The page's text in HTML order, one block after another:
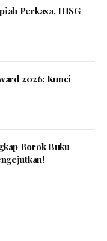
Perkasa, IHSG
2026: Kunci
Borok Buku